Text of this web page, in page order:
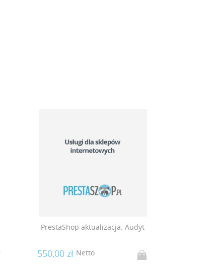
PrestaShop aktualizacja. Audyt
550,00 zł Netto